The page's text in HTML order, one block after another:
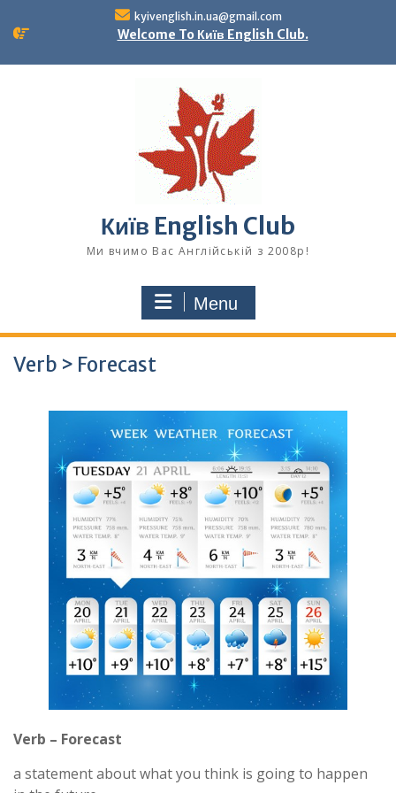
kyivenglish.in.ua@gmail.com
Welcome To Київ English Club.
Київ English Club
Ми вчимо Вас Англійській з 2008р!
Menu
Verb > Forecast
Verb – Forecast
a statement about what you think is going to happen